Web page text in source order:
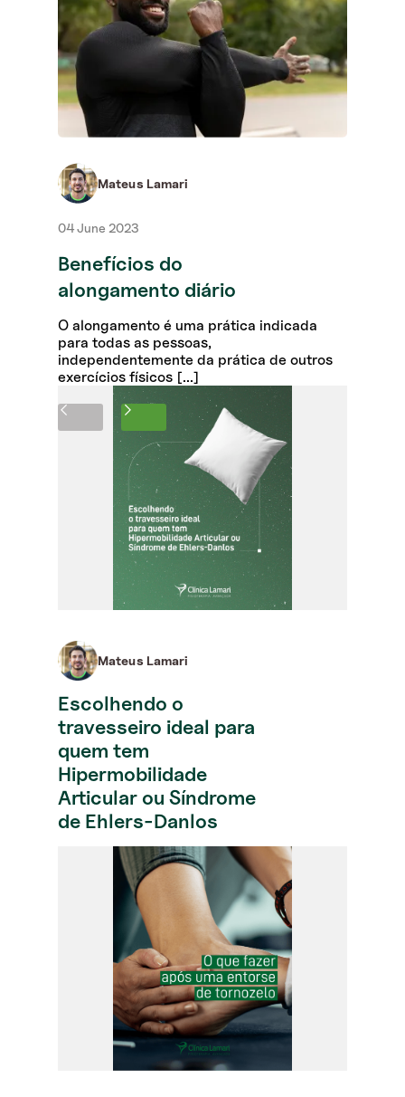
Mateus Lamari
04 June 2023
Benefícios do
alongamento diário
O alongamento é uma prática indicada
para todas as pessoas,
independentemente da prática de outros
exercícios físicos [...]
Mateus Lamari
Escolhendo o
travesseiro ideal para
quem tem
Hipermobilidade
Articular ou Síndrome
de Ehlers-Danlos